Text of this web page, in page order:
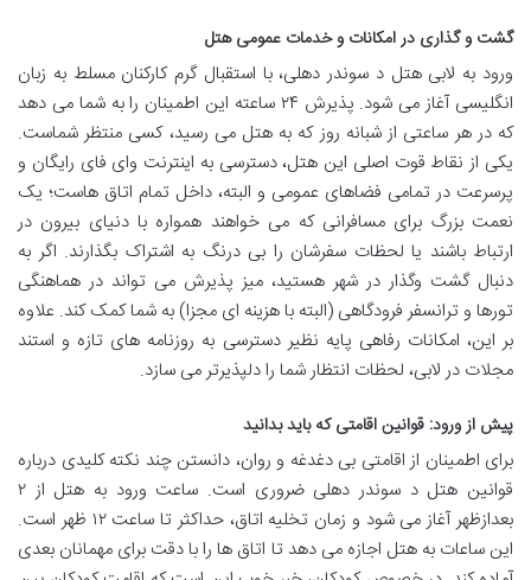
گشت و گذاری در امکانات و خدمات عمومی هتل
ورود به لابی هتل د سوندر دهلی، با استقبال گرم کارکنان مسلط به زبان
انگلیسی آغاز می شود. پذیرش ۲۴ ساعته این اطمینان را به شما می دهد
که در هر ساعتی از شبانه روز که به هتل می رسید، کسی منتظر شماست.
یکی از نقاط قوت اصلی این هتل، دسترسی به اینترنت وای فای رایگان و
پرسرعت در تمامی فضاهای عمومی و البته، داخل تمام اتاق هاست؛ یک
نعمت بزرگ برای مسافرانی که می خواهند همواره با دنیای بیرون در
ارتباط باشند یا لحظات سفرشان را بی درنگ به اشتراک بگذارند. اگر به
دنبال گشت وگذار در شهر هستید، میز پذیرش می تواند در هماهنگی
تورها و ترانسفر فرودگاهی (البته با هزینه ای مجزا) به شما کمک کند. علاوه
بر این، امکانات رفاهی پایه نظیر دسترسی به روزنامه های تازه و استند
مجلات در لابی، لحظات انتظار شما را دلپذیرتر می سازد.
پیش از ورود: قوانین اقامتی که باید بدانید
برای اطمینان از اقامتی بی دغدغه و روان، دانستن چند نکته کلیدی درباره
قوانین هتل د سوندر دهلی ضروری است. ساعت ورود به هتل از ۲
بعدازظهر آغاز می شود و زمان تخلیه اتاق، حداکثر تا ساعت ۱۲ ظهر است.
این ساعات به هتل اجازه می دهد تا اتاق ها را با دقت برای مهمانان بعدی